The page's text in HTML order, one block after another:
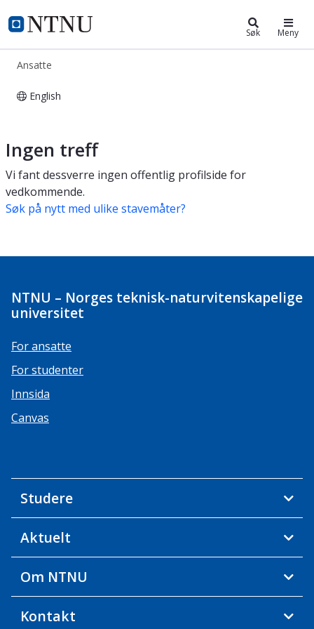
NTNU Hjemmeside
ntnu.no Søk Meny
Ansatte
English
Ingen treff
Vi fant dessverre ingen offentlig profilside for
vedkommende.
Søk på nytt med ulike stavemåter?
NTNU – Norges teknisk-naturvitenskapelige
universitet
For ansatte
For studenter
Innsida
Canvas
Studere
Aktuelt
Om NTNU
Kontakt